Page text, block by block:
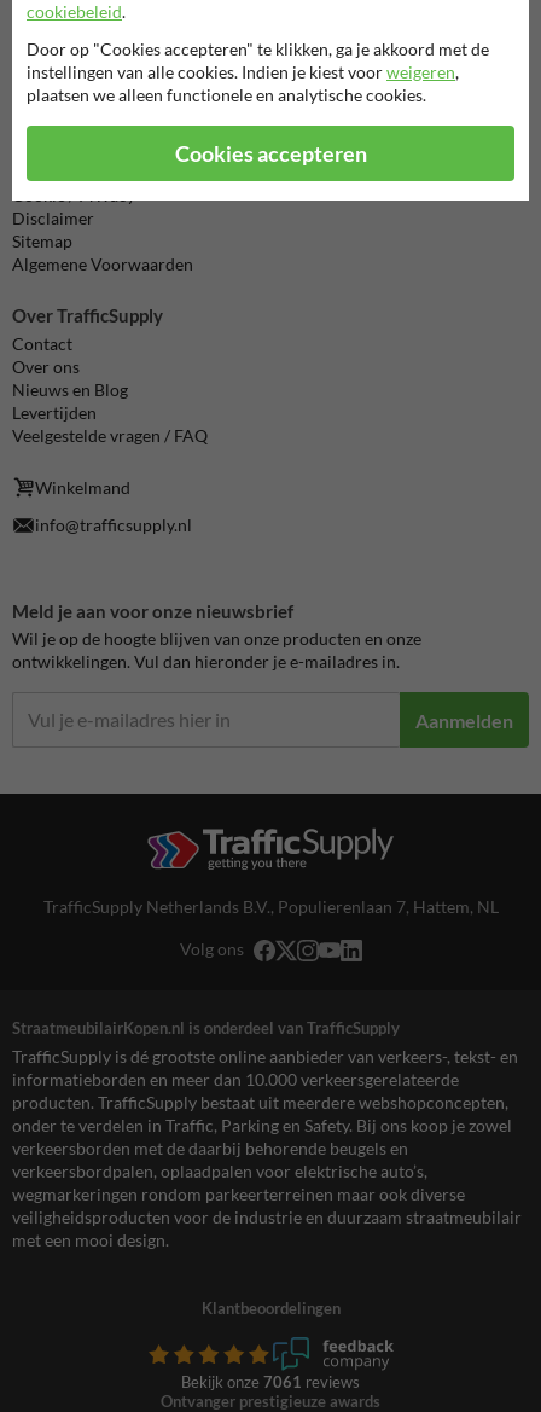
Alle contactgegevens
Disclaimer
Sitemap
Algemene Voorwaarden
Over TrafficSupply
Contact
Over ons
Nieuws en Blog
Levertijden
Veelgestelde vragen / FAQ
Winkelmand
info@trafficsupply.nl
Meld je aan voor onze nieuwsbrief
Wil je op de hoogte blijven van onze producten en onze
ontwikkelingen. Vul dan hieronder je e-mailadres in.
Aanmelden
TrafficSupply Netherlands B.V., Populierenlaan 7, Hattem, NL
Volg ons
StraatmeubilairKopen.nl is onderdeel van TrafficSupply
TrafficSupply is dé grootste online aanbieder van verkeers-, tekst- en
informatieborden en meer dan 10.000 verkeersgerelateerde
producten. TrafficSupply bestaat uit meerdere webshopconcepten,
onder te verdelen in Traffic, Parking en Safety. Bij ons koop je zowel
verkeersborden met de daarbij behorende beugels en
verkeersbordpalen, oplaadpalen voor elektrische auto’s,
wegmarkeringen rondom parkeerterreinen maar ook diverse
veiligheidsproducten voor de industrie en duurzaam straatmeubilair
met een mooi design.
Klantbeoordelingen
Bekijk onze 7061 reviews
Ontvanger prestigieuze awards
cookiebeleid.
Door op "Cookies accepteren" te klikken, ga je akkoord met de
instellingen van alle cookies. Indien je kiest voorweigeren,
plaatsen we alleen functionele en analytische cookies.
Cookies accepteren